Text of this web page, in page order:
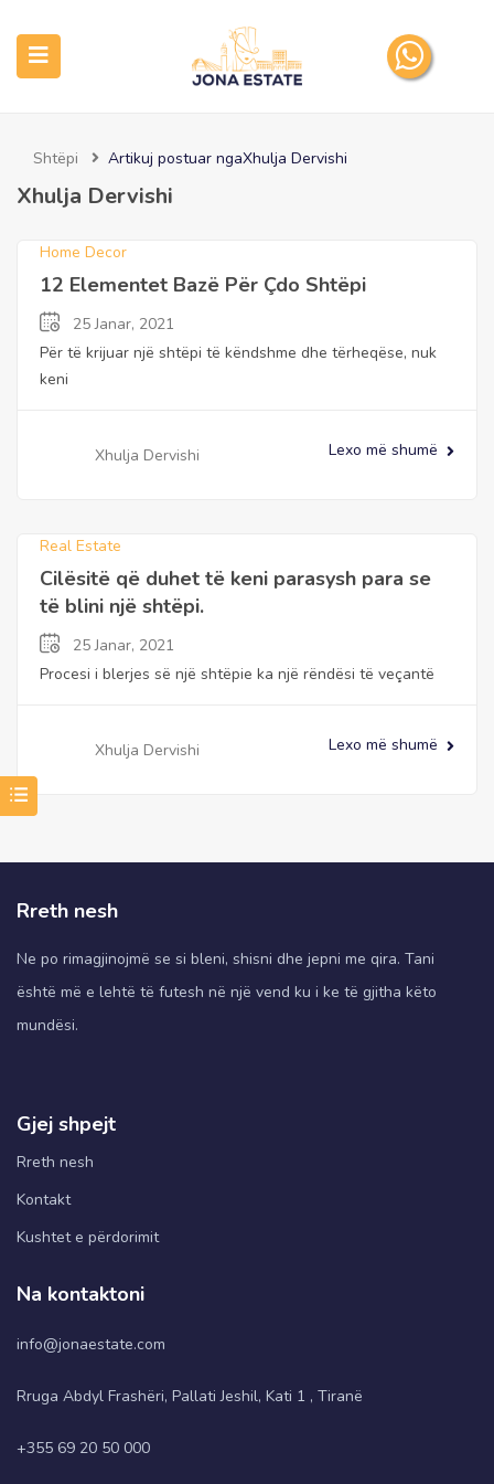
(Pronat tona)
Shtëpi Artikuj postuar ngaXhulja Dervishi
Xhulja Dervishi
Home Decor
12 Elementet Bazë Për Çdo Shtëpi
25 Janar, 2021
Për të krijuar një shtëpi të këndshme dhe tërheqëse, nuk
keni
Xhulja Dervishi Lexo më shumë
Real Estate
Cilësitë që duhet të keni parasysh para se
të blini një shtëpi.
25 Janar, 2021
Procesi i blerjes së një shtëpie ka një rëndësi të veçantë
Xhulja Dervishi Lexo më shumë
Rreth nesh
Ne po rimagjinojmë se si bleni, shisni dhe jepni me qira. Tani
është më e lehtë të futesh në një vend ku i ke të gjitha këto
mundësi.
Gjej shpejt
Rreth nesh
Kontakt
Kushtet e përdorimit
Na kontaktoni
info@jonaestate.com
Rruga Abdyl Frashëri, Pallati Jeshil, Kati 1 , Tiranë
+355 69 20 50 000